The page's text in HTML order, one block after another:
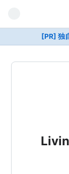
[PR] 独